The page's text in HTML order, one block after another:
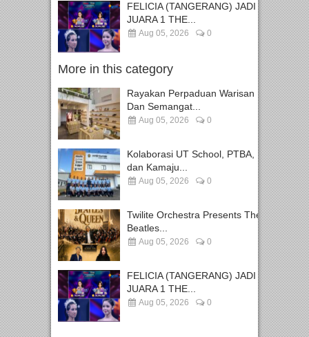
FELICIA (TANGERANG) JADI
JUARA 1 THE...
Aug 05, 2026 0
More in this category
Rayakan Perpaduan Warisan
Dan Semangat...
Aug 05, 2026 0
Kolaborasi UT School, PTBA,
dan Kamaju...
Aug 05, 2026 0
Twilite Orchestra Presents The
Beatles...
Aug 05, 2026 0
FELICIA (TANGERANG) JADI
JUARA 1 THE...
Aug 05, 2026 0